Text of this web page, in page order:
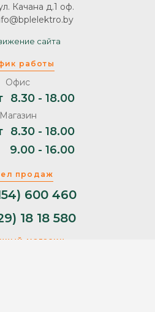
продаж
600 460
18 18 580
магазин
работы
Офис
8.30 - 18.00
Магазин
8.30 - 18.00
9.00 - 16.00
Качана д.1 оф.
сайта